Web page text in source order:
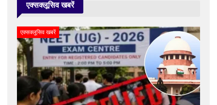
एक्सक्लूसिव खबरें
एक्सक्लूसिव खबरें